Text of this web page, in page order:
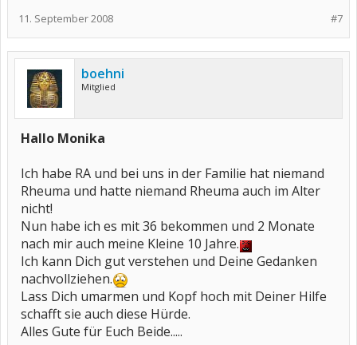
#7
11. September 2008
boehni
Mitglied
Hallo Monika
Ich habe RA und bei uns in der Familie hat niemand
Rheuma und hatte niemand Rheuma auch im Alter
nicht!
Nun habe ich es mit 36 bekommen und 2 Monate
nach mir auch meine Kleine 10 Jahre.
Ich kann Dich gut verstehen und Deine Gedanken
nachvollziehen.
Lass Dich umarmen und Kopf hoch mit Deiner Hilfe
schafft sie auch diese Hürde.
Alles Gute für Euch Beide.....